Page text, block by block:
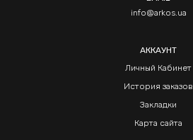
info@arkos.ua
АККАУНТ
Личный Кабинет
История заказов
Закладки
Карта сайта